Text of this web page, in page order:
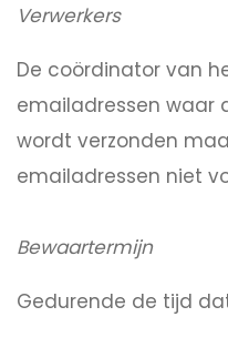
Verwerkers
De coördinator van
emailadressen waar
wordt verzonden
emailadressen niet
Bewaartermijn
Gedurende de tijd